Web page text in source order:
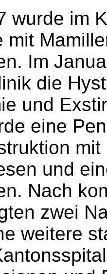
wurde im
mit
Im
die
und
eine
und
Nach
zwei
weitere